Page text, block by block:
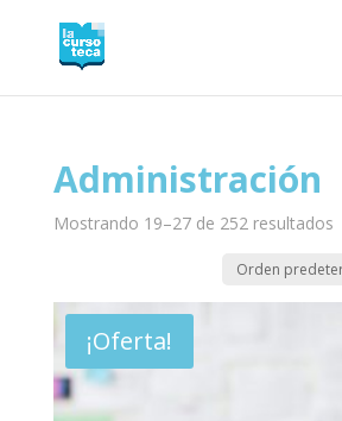
Administración
Mostrando 19–27 de 252 resultados
¡Oferta!